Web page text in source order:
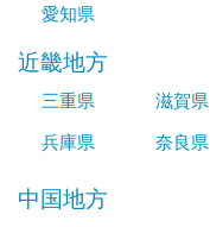
愛知県
近畿地方
三重県 滋賀県
兵庫県
奈良県
中国地方